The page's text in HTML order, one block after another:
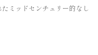
ミッドセンチュリー的なし